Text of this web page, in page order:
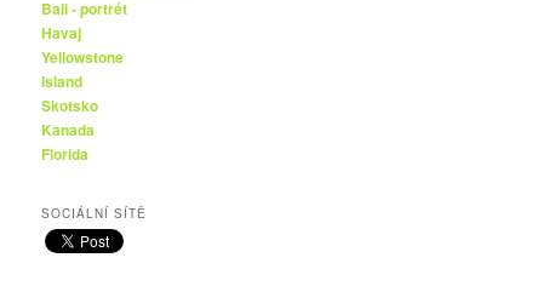
Bali - portrét
Havaj
Yellowstone
Island
Skotsko
Kanada
Florida
SOCIÁLNÍ SÍTĚ